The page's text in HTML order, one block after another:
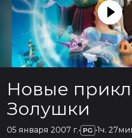
Новые
Золушки
05 января 2007 г.• PG •1ч.